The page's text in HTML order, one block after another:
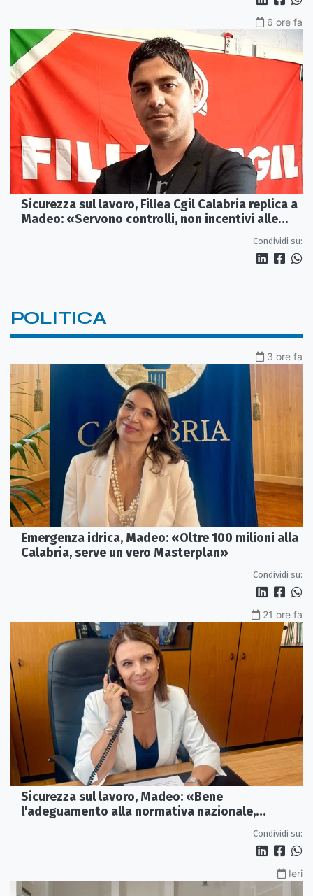
6 ore fa
Sicurezza sul lavoro, Fillea Cgil Calabria replica a
Madeo: «Servono controlli, non incentivi alle
Condividi su:
POLITICA
3 ore fa
Emergenza idrica, Madeo: «Oltre 100 milioni alla
Calabria, serve un vero Masterplan»
Condividi su:
21 ore fa
Sicurezza sul lavoro, Madeo: «Bene
l'adeguamento alla normativa nazionale,
Condividi su:
Ieri